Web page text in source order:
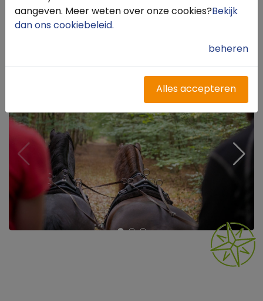
Laag-Soeren In Paard & Sport zijn een artikel en
een video gepubliceerd over de Postbank en de
aangeven. Meer weten over onze cookies? Bekijk
dan ons cookiebeleid.
beheren
Alles accepteren